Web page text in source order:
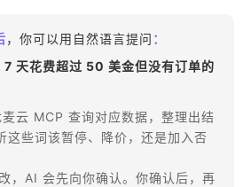
，你可以用自然语言提问 ：
天花费超过 50 美金但没有订单的
云 MCP 查询对应数据，整理出结
这些词该暂停、降价，还是加入否
，AI 会先向你确认。你确认后，再